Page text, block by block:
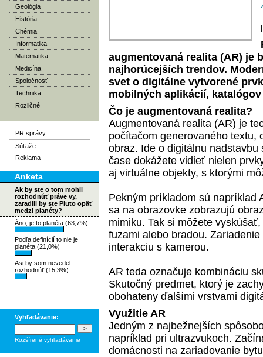
Geológia
História
Chémia
Informatika
Matematika
Medicína
Spoločnosť
Technika
Rozličné
PR správy
Súťaže
Reklama
Anketa
Ak by ste o tom mohli
rozhodnúť práve vy,
zaradili by ste Pluto opäť
medzi planéty?
Áno, je to planéta (63,7%)
Podľa definícií to nie je
planéta (21,0%)
Asi by som nevedel
rozhodnúť (15,3%)
Vyhľadávanie:
Rozšírené vyhľadávanie
augmentovaná realita (AR) je
najhorúcejších trendov.
svet o digitálne vytvorené
mobilných aplikácií,
Čo je augmentovaná realita?
Augmentovaná realita (AR) je
počítačom generovaného textu,
obraz. Ide o digitálnu
čase dokážete vidieť nielen
aj virtuálne objekty, s ktorými
Pekným príkladom sú napríklad
sa na obrazovke zobrazujú
mimiku. Tak si môžete
fuzami alebo bradou.
interakciu s kamerou.
AR teda označuje kombináciu
Skutočný predmet, ktorý je
obohateny ďalšími vrstvami
Využitie AR
Jedným z najbežnejších
napríklad pri ultrazvukoch.
domácnosti na zariadovanie